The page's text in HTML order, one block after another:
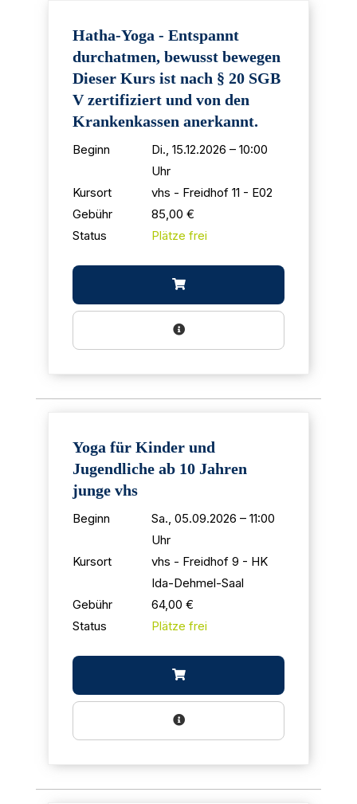
Hatha-Yoga - Entspannt
durchatmen, bewusst bewegen
Dieser Kurs ist nach § 20 SGB
V zertifiziert und von den
Krankenkassen anerkannt.
Beginn
Di., 15.12.2026 – 10:00
Uhr
Kursort
vhs - Freidhof 11 - E02
Gebühr
85,00 €
Status
Plätze frei
Yoga für Kinder und
Jugendliche ab 10 Jahren
junge vhs
Beginn
Sa., 05.09.2026 – 11:00
Uhr
Kursort
vhs - Freidhof 9 - HK
Ida-Dehmel-Saal
Gebühr
64,00 €
Status
Plätze frei